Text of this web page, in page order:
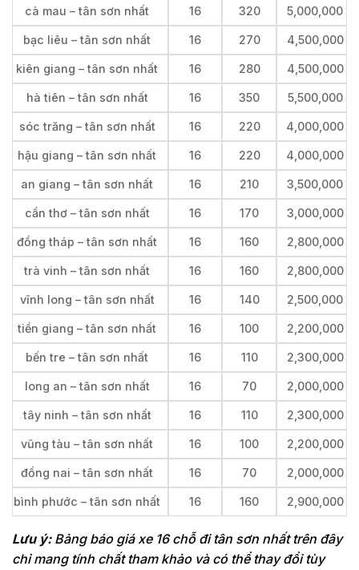
cà mau – tân sơn nhất 16 320 5,000,000
bạc liêu – tân sơn nhất 16 270 4,500,000
kiên giang – tân sơn nhất 16 280 4,500,000
hà tiên – tân sơn nhất 16 350 5,500,000
sóc trăng – tân sơn nhất 16 220 4,000,000
hậu giang – tân sơn nhất 16 220 4,000,000
an giang – tân sơn nhất 16 210 3,500,000
cần thơ – tân sơn nhất 16 170 3,000,000
đồng tháp – tân sơn nhất 16 160 2,800,000
trà vinh – tân sơn nhất 16 160 2,800,000
vĩnh long – tân sơn nhất 16 140 2,500,000
tiền giang – tân sơn nhất 16 100 2,200,000
bến tre – tân sơn nhất 16 110 2,300,000
long an – tân sơn nhất 16 70 2,000,000
tây ninh – tân sơn nhất 16 110 2,300,000
vũng tàu – tân sơn nhất 16 100 2,200,000
đồng nai – tân sơn nhất 16 70 2,000,000
bình phước – tân sơn nhất 16 160 2,900,000
Lưu ý:Bảng báo giá xe 16 chỗ đi tân sơn nhất trên đây
chỉ mang tính chất tham khảo và có thể thay đổi tùy